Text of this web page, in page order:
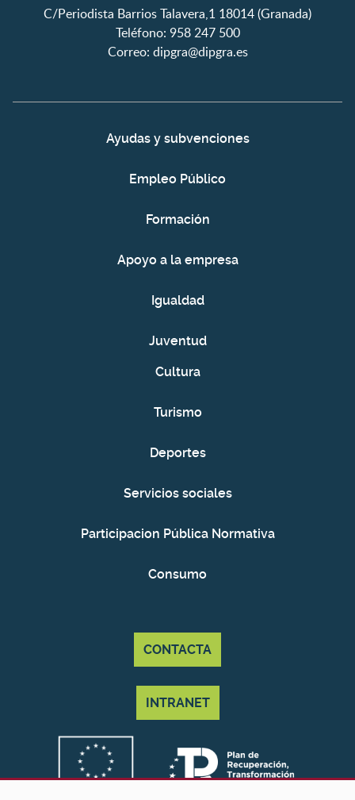
C/Periodista Barrios Talavera,1 18014 (Granada)
Teléfono: 958 247 500
Correo: dipgra@dipgra.es
Ayudas y subvenciones
Empleo Público
Formación
Apoyo a la empresa
Igualdad
Juventud
Cultura
Turismo
Deportes
Servicios sociales
Participacion Pública Normativa
Consumo
CONTACTA
INTRANET